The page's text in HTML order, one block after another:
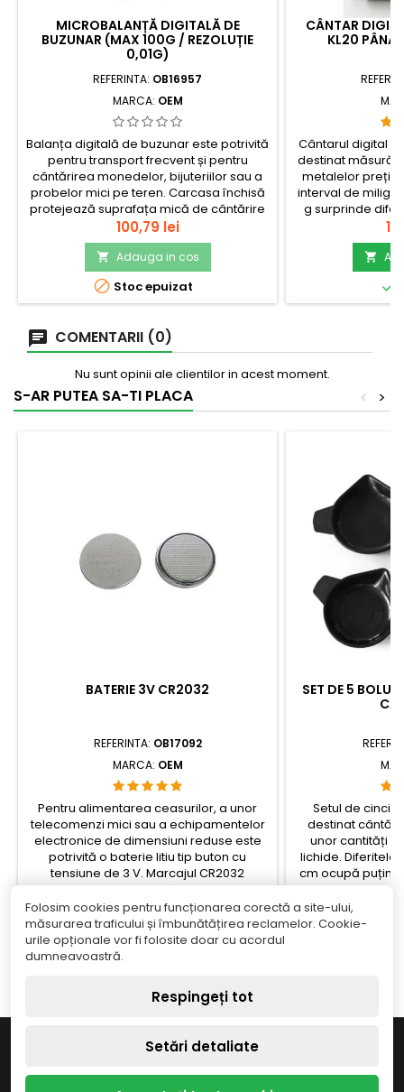
MICROBALANȚĂ DIGITALĂ DE
BUZUNAR (MAX 100G / REZOLUȚIE
0,01G)
REFERINTA: OB16957
MARCA: OEM
Balanța digitală de buzunar este potrivită
pentru transport frecvent și pentru
cântărirea monedelor, bijuteriilor sau a
probelor mici pe teren. Carcasa închisă
protejează suprafața mică de cântărire
în timpul transportului, iar ecranul cu
iluminare de fundal facilitează citirea
valorilor și în afara
biroului.check_circleCapacitate: 100...
Pret
100,79 lei
 Adauga in cos
 Stoc epuizat
CÂNTAR
KL20 PÂNĂ
Cântarul digital
destinat
metalelor
interval de
g surprinde
alimentarea cu
se adaptează
inclus, penseta


COMENTARII (0)
Nu sunt opinii ale clientilor in acest moment.
S-AR PUTEA SA-TI PLACA >
<
BATERIE 3V CR2032
REFERINTA: OB17092
MARCA: OEM
Pentru alimentarea ceasurilor, a unor
telecomenzi mici sau a echipamentelor
electronice de dimensiuni reduse este
potrivită o baterie litiu tip buton cu
tensiune de 3 V. Marcajul CR2032
corespunde unui standard uzual, astfel
încât la înlocuire este suficient să
verificați tipul de element cerut în
specificațiile
dispozitivului.check_circleTip: baterie...
5,02 lei
 Adauga in cos

SET DE 5
Setul de cinci
destinat
unor cantități
lichide. Diferitele
cm ocupă puțin
cântărire și
funcție de
încât

Folosim cookies pentru funcționarea corectă a site-ului,
măsurarea traficului și îmbunătățirea reclamelor. Cookie-
urile opționale vor fi folosite doar cu acordul
dumneavoastră.
Respingeți tot
Setări detaliate